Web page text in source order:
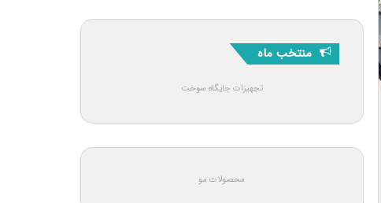
منتخب ماه
تجهیزات جایگاه سوخت
محصولات مو